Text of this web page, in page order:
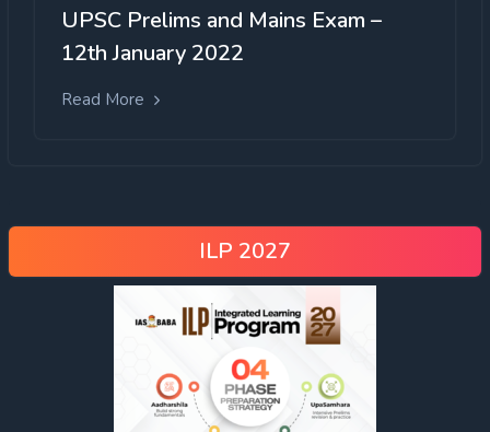
UPSC Prelims and Mains Exam –
12th January 2022
Read More
ILP 2027